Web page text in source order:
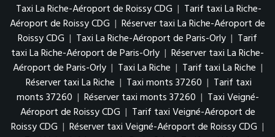
Taxi La Riche-Aéroport de Roissy CDG | Tarif taxi La Riche-
Aéroport de Roissy CDG | Réserver taxi La Riche-Aéroport de
Roissy CDG | Taxi La Riche-Aéroport de Paris-Orly | Tarif
taxi La Riche-Aéroport de Paris-Orly | Réserver taxi La Riche-
Aéroport de Paris-Orly | Taxi La Riche | Tarif taxi La Riche |
Réserver taxi La Riche | Taxi monts 37260 | Tarif taxi
monts 37260 | Réserver taxi monts 37260 | Taxi Veigné-
Aéroport de Roissy CDG | Tarif taxi Veigné-Aéroport de
Roissy CDG | Réserver taxi Veigné-Aéroport de Roissy CDG |